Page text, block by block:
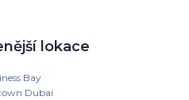
lokace
Bay
Dubai